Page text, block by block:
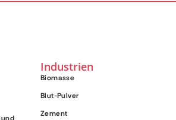
Industrien
Biomasse
Blut-Pulver
Zement